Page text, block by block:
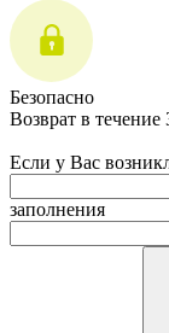
Безопасно
Возврат в течение
Если у Вас
заполнения